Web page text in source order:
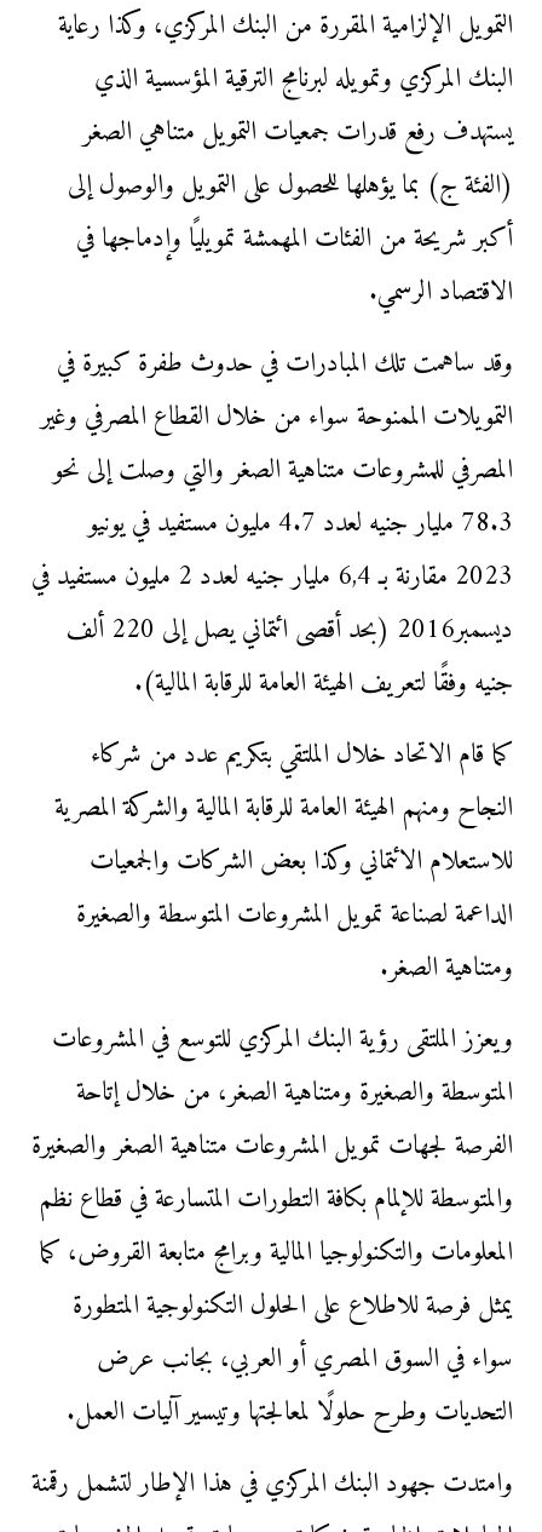
التمويل الإلزامية المقررة من البنك المركزي، وكذا رعاية
البنك المركزي وتمويله لبرنامج الترقية المؤسسية الذي
يستهدف رفع قدرات جمعيات التمويل متناهي الصغر
(الفئة ج) بما يؤهلها للحصول على التمويل والوصول إلى
أكبر شريحة من الفئات المهمشة تمويليًا وإدماجها في
الاقتصاد الرسمي.
وقد ساهمت تلك المبادرات في حدوث طفرة كبيرة في
التمويلات الممنوحة سواء من خلال القطاع المصرفي وغير
المصرفي للمشروعات متناهية الصغر والتي وصلت إلى نحو
78.3 مليار جنيه لعدد 4.7 مليون مستفيد في يونيو
2023 مقارنة بـ 6,4 مليار جنيه لعدد 2 مليون مستفيد في
ديسمبر2016 (بحد أقصى ائتماني يصل إلى 220 ألف
جنيه وفقًا لتعريف الهيئة العامة للرقابة المالية).
كما قام الاتحاد خلال الملتقي بتكريم عدد من شركاء
النجاح ومنهم الهيئة العامة للرقابة المالية والشركة المصرية
للاستعلام الائتماني وكذا بعض الشركات والجمعيات
الداعمة لصناعة تمويل المشروعات المتوسطة والصغيرة
ومتناهية الصغر.
ويعزز الملتقى رؤية البنك المركزي للتوسع في المشروعات
المتوسطة والصغيرة ومتناهية الصغر، من خلال إتاحة
الفرصة لجهات تمويل المشروعات متناهية الصغر والصغيرة
والمتوسطة للإلمام بكافة التطورات المتسارعة في قطاع نظم
المعلومات والتكنولوجيا المالية وبرامج متابعة القروض، كما
يمثل فرصة للاطلاع على الحلول التكنولوجية المتطورة
سواء في السوق المصري أو العربي، بجانب عرض
التحديات وطرح حلولًا لمعالجتها وتيسير آليات العمل.
وامتدت جهود البنك المركزي في هذا الإطار لتشمل رقمنة